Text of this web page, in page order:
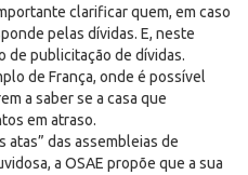
clarificar quem, em caso
pelas dívidas. E, neste
de publicitação de dívidas.
de França, onde é possível
a saber se a casa que
em atraso.
atas” das assembleias de
a OSAE propõe que a sua